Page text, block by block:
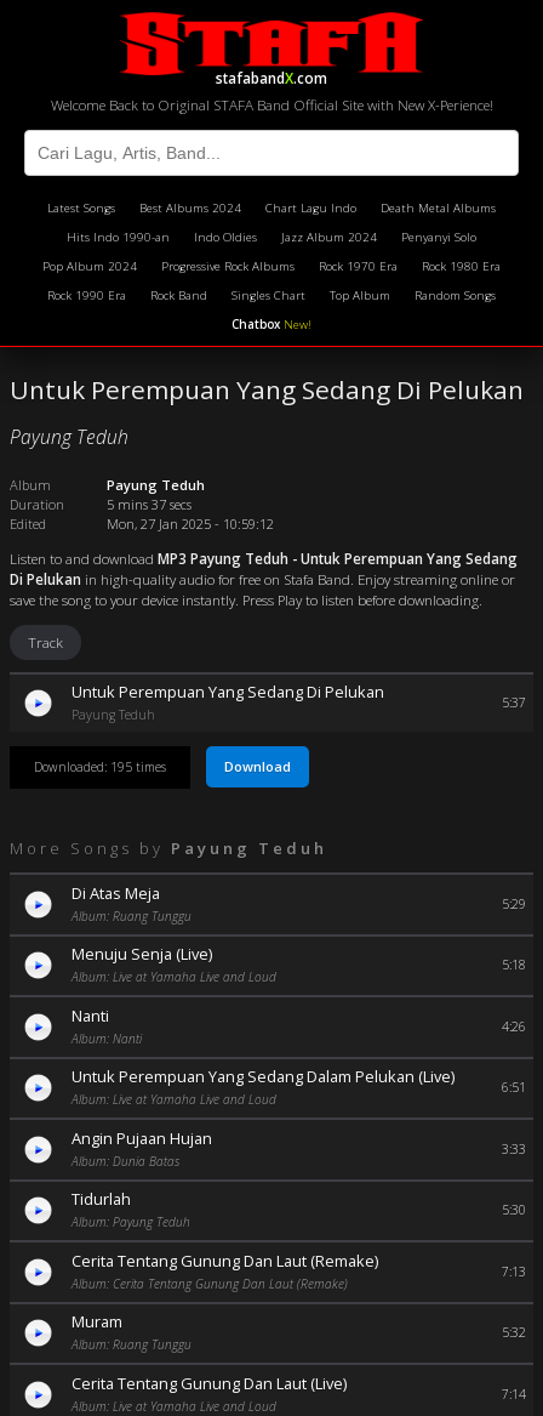
stafabandX.com
Welcome Back to Original STAFA Band Official Site with New X-Perience!
Latest Songs Best Albums 2024 Chart Lagu Indo
Death Metal Albums
Hits Indo 1990-an
Indo Oldies Jazz Album 2024
Penyanyi Solo
Pop Album 2024
Progressive Rock Albums Rock 1970 Era
Rock 1980 Era
Rock 1990 Era
Rock Band Singles Chart Top Album
Random Songs
Chatbox New!
Untuk Perempuan Yang Sedang Di Pelukan
Payung Teduh
Album
Payung Teduh
Duration
5 mins 37 secs
Edited
Mon, 27 Jan 2025 - 10:59:12
Listen to and download MP3 Payung Teduh - Untuk Perempuan Yang Sedang
Di Pelukan in high-quality audio for free on Stafa Band. Enjoy streaming online or
save the song to your device instantly. Press Play to listen before downloading.
Track
Untuk Perempuan Yang Sedang Di Pelukan
Payung Teduh
5:37
Downloaded: 195 times Download
More Songs by Payung Teduh
Di Atas Meja
Album: Ruang Tunggu
5:29
Menuju Senja (Live)
Album: Live at Yamaha Live and Loud
5:18
Nanti
Album: Nanti
4:26
Untuk Perempuan Yang Sedang Dalam Pelukan (Live)
Album: Live at Yamaha Live and Loud
6:51
Angin Pujaan Hujan
Album: Dunia Batas
3:33
Tidurlah
Album: Payung Teduh
5:30
Cerita Tentang Gunung Dan Laut (Remake)
Album: Cerita Tentang Gunung Dan Laut (Remake)
7:13
Muram
Album: Ruang Tunggu
5:32
Cerita Tentang Gunung Dan Laut (Live)
Album: Live at Yamaha Live and Loud
7:14